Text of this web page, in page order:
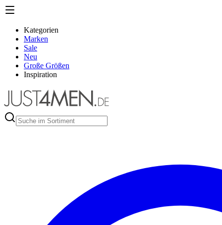
Kategorien
Marken
Sale
Neu
Große Größen
Inspiration